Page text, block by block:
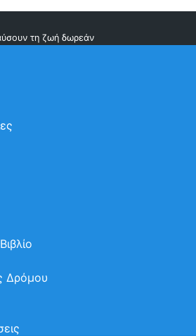
τη ζωή δωρεάν
Δρόμου